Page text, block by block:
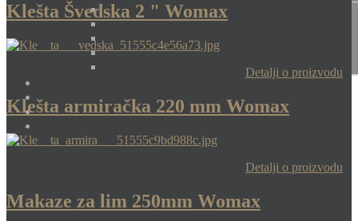
Klešta Švedska 2 " Womax
Detalji o proizvodu
Klešta armiračka 220 mm Womax
Detalji o proizvodu
Makaze za lim 250mm Womax